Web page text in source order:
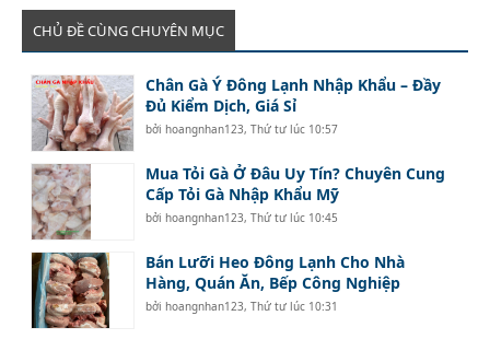
CHỦ ĐỀ CÙNG CHUYÊN MỤC
Chân Gà Ý Đông Lạnh Nhập Khẩu – Đầy
Đủ Kiểm Dịch, Giá Sỉ
bởihoangnhan123,Thứ tư lúc 10:57
Mua Tỏi Gà Ở Đâu Uy Tín? Chuyên Cung
Cấp Tỏi Gà Nhập Khẩu Mỹ
bởihoangnhan123,Thứ tư lúc 10:45
Bán Lưỡi Heo Đông Lạnh Cho Nhà
Hàng, Quán Ăn, Bếp Công Nghiệp
bởihoangnhan123,Thứ tư lúc 10:31